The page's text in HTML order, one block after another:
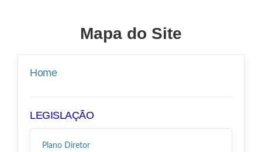
Mapa do Site
Home
LEGISLAÇÃO
Plano Diretor